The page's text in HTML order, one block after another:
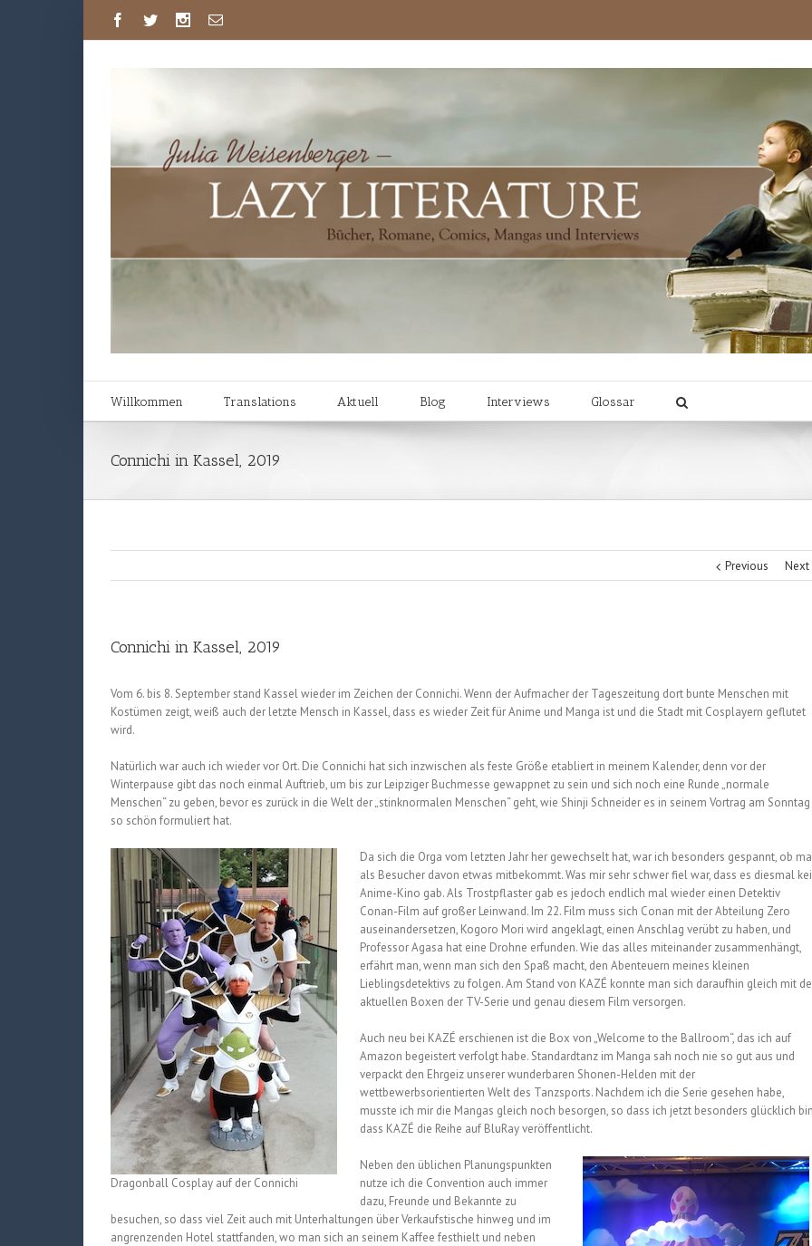
Willkommen Translations Aktuell Blog Interviews Glossar
Connichi in Kassel, 2019
Previous Next
Connichi in Kassel, 2019
Vom 6. bis 8. September stand Kassel wieder im Zeichen der Connichi. Wenn der Aufmacher der Tageszeitung dort bunte Menschen mit
Kostümen zeigt, weiß auch der letzte Mensch in Kassel, dass es wieder Zeit für Anime und Manga ist und die Stadt mit Cosplayern geflutet
wird.
Natürlich war auch ich wieder vor Ort. Die Connichi hat sich inzwischen als feste Größe etabliert in meinem Kalender, denn vor der
Winterpause gibt das noch einmal Auftrieb, um bis zur Leipziger Buchmesse gewappnet zu sein und sich noch eine Runde „normale
Menschen“ zu geben, bevor es zurück in die Welt der „stinknormalen Menschen“ geht, wie Shinji Schneider es in seinem Vortrag am Sonntag
so schön formuliert hat.
Dragonball Cosplay auf der Connichi
Da sich die Orga vom letzten Jahr her gewechselt hat, war ich besonders gespannt, ob
als Besucher davon etwas mitbekommt. Was mir sehr schwer fiel war, dass es diesmal
Anime-Kino gab. Als Trostpflaster gab es jedoch endlich mal wieder einen Detektiv
Conan-Film auf großer Leinwand. Im 22. Film muss sich Conan mit der Abteilung Zero
auseinandersetzen, Kogoro Mori wird angeklagt, einen Anschlag verübt zu haben, und
Professor Agasa hat eine Drohne erfunden. Wie das alles miteinander zusammenhängt,
erfährt man, wenn man sich den Spaß macht, den Abenteuern meines kleinen
Lieblingsdetektivs zu folgen. Am Stand von KAZÉ konnte man sich daraufhin gleich mit
aktuellen Boxen der TV-Serie und genau diesem Film versorgen.
Auch neu bei KAZÉ erschienen ist die Box von „Welcome to the Ballroom“, das ich auf
Amazon begeistert verfolgt habe. Standardtanz im Manga sah noch nie so gut aus und
verpackt den Ehrgeiz unserer wunderbaren Shonen-Helden mit der
wettbewerbsorientierten Welt des Tanzsports. Nachdem ich die Serie gesehen habe,
musste ich mir die Mangas gleich noch besorgen, so dass ich jetzt besonders glücklich
dass KAZÉ die Reihe auf BluRay veröffentlicht.
Neben den üblichen Planungspunkten
nutze ich die Convention auch immer
dazu, Freunde und Bekannte zu
besuchen, so dass viel Zeit auch mit Unterhaltungen über Verkaufstische hinweg und im
angrenzenden Hotel stattfanden, wo man sich an seinem Kaffee festhielt und neben